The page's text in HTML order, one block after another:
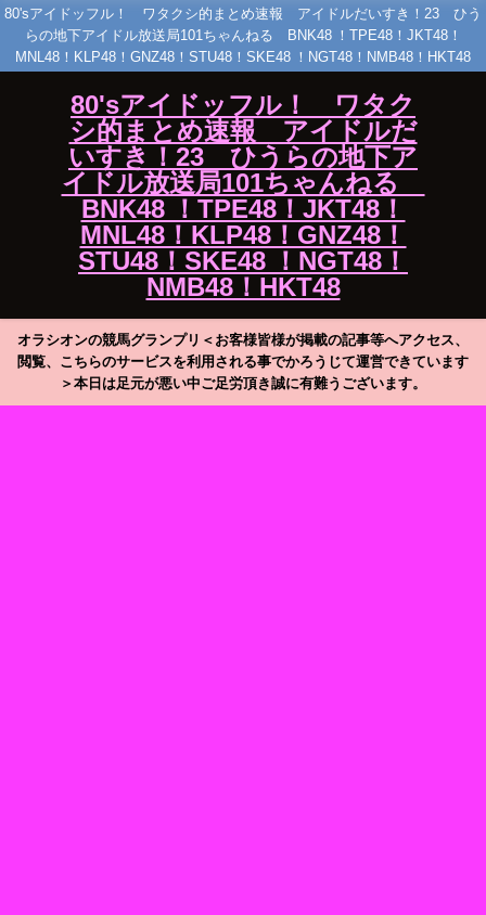
80'sアイドッフル！ ワタクシ的まとめ速報 アイドルだいすき！23 ひう
らの地下アイドル放送局101ちゃんねる BNK48 ！TPE48！JKT48！
MNL48！KLP48！GNZ48！STU48！SKE48 ！NGT48！NMB48！HKT48
80'sアイドッフル！ ワタク
シ的まとめ速報 アイドルだ
いすき！23 ひうらの地下ア
イドル放送局101ちゃんねる
BNK48 ！TPE48！JKT48！
MNL48！KLP48！GNZ48！
STU48！SKE48 ！NGT48！
NMB48！HKT48
オラシオンの競馬グランプリ＜お客様皆様が掲載の記事等へアクセス、
閲覧、こちらのサービスを利用される事でかろうじて運営できています
＞本日は足元が悪い中ご足労頂き誠に有難うございます。